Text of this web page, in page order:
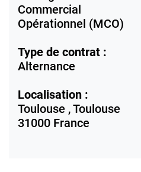
Commercial
Opérationnel (MCO)
Type de contrat :
Alternance
Localisation :
Toulouse ,Toulouse
31000 France